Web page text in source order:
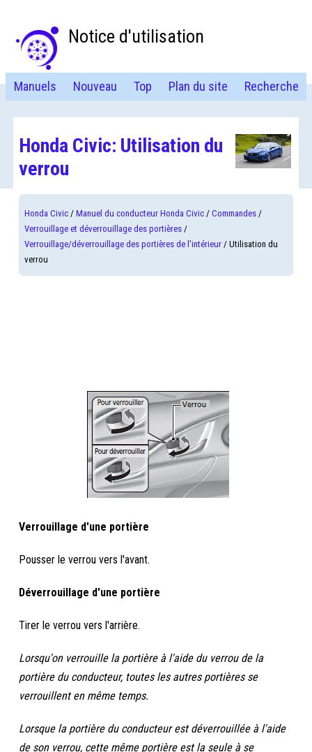
Notice d'utilisation
Manuels Nouveau Top Plan du site Recherche
Honda Civic: Utilisation du
verrou
Honda Civic /Manuel du conducteur Honda Civic /Commandes /
Verrouillage et déverrouillage des portières /
Verrouillage/déverrouillage des portières de l'intérieur / Utilisation du
verrou
Verrouillage d'une portière
Pousser le verrou vers l'avant.
Déverrouillage d'une portière
Tirer le verrou vers l'arrière.
Lorsqu'on verrouille la portière à l'aide du verrou de la
portière du conducteur, toutes les autres portières se
verrouillent en même temps.
Lorsque la portière du conducteur est déverrouillée à l'aide
de son verrou, cette même portière est la seule à se